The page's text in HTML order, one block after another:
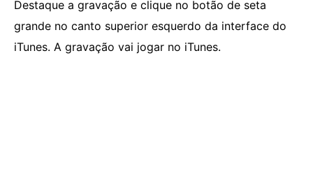
Destaque a gravação e clique no botão de seta
grande no canto superior esquerdo da interface do
iTunes. A gravação vai jogar no iTunes.